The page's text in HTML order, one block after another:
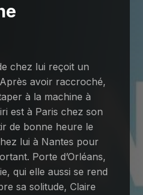
chez lui reçoit un
avoir raccroché,
à la machine à
est à Paris chez son
de bonne heure le
lui à Nantes pour
Porte d’Orléans,
qui elle aussi se rend
sa solitude, Claire